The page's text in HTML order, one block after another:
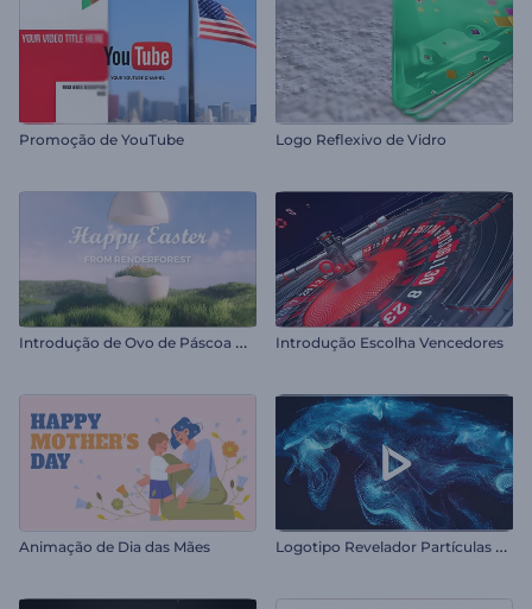
Promoção de YouTube Logo Reflexivo de Vidro
I
ntrodução de Ovo de Páscoa Rachado Introdução Escolha Vencedores
Animação de Dia das Mães L
ogotipo Revelador Partículas Girando